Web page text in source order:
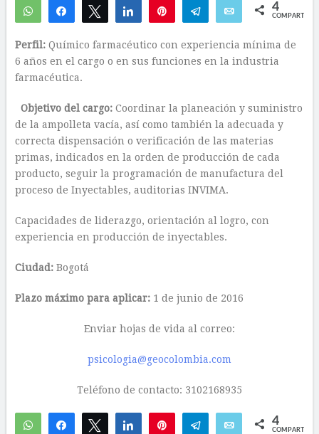
WhatsAppCompartirTwittear Compartir Telegram Email 4
COMPARTIR
Perfil:Químico farmacéutico con experiencia mínima de
6 años en el cargo o en sus funciones en la industria
farmacéutica.
Objetivo del cargo: Coordinar la planeación y suministro
de la ampolleta vacía, así como también la adecuada y
correcta dispensación o verificación de las materias
primas, indicados en la orden de producción de cada
producto, seguir la programación de manufactura del
proceso de Inyectables, auditorias INVIMA.
Capacidades de liderazgo, orientación al logro, con
experiencia en producción de inyectables.
Ciudad:Bogotá
Plazo máximo para aplicar: 1 de junio de 2016
Enviar hojas de vida al correo:
psicologia@geocolombia.com
Teléfono de contacto: 3102168935
WhatsAppCompartirTwittear Compartir Telegram Email 4
COMPARTIR